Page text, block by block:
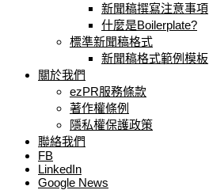
新聞稿撰寫注意事項
什麼是Boilerplate?
標準新聞稿格式
新聞稿格式範例模板
關於我們
ezPR服務條款
著作權條例
隱私權保護政策
聯絡我們
FB
LinkedIn
Google News